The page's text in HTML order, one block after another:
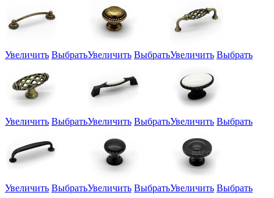
Увеличить ВыбратьУвеличить ВыбратьУвеличить Выбрать
Увеличить ВыбратьУвеличить ВыбратьУвеличить Выбрать
Увеличить ВыбратьУвеличить ВыбратьУвеличить Выбрать